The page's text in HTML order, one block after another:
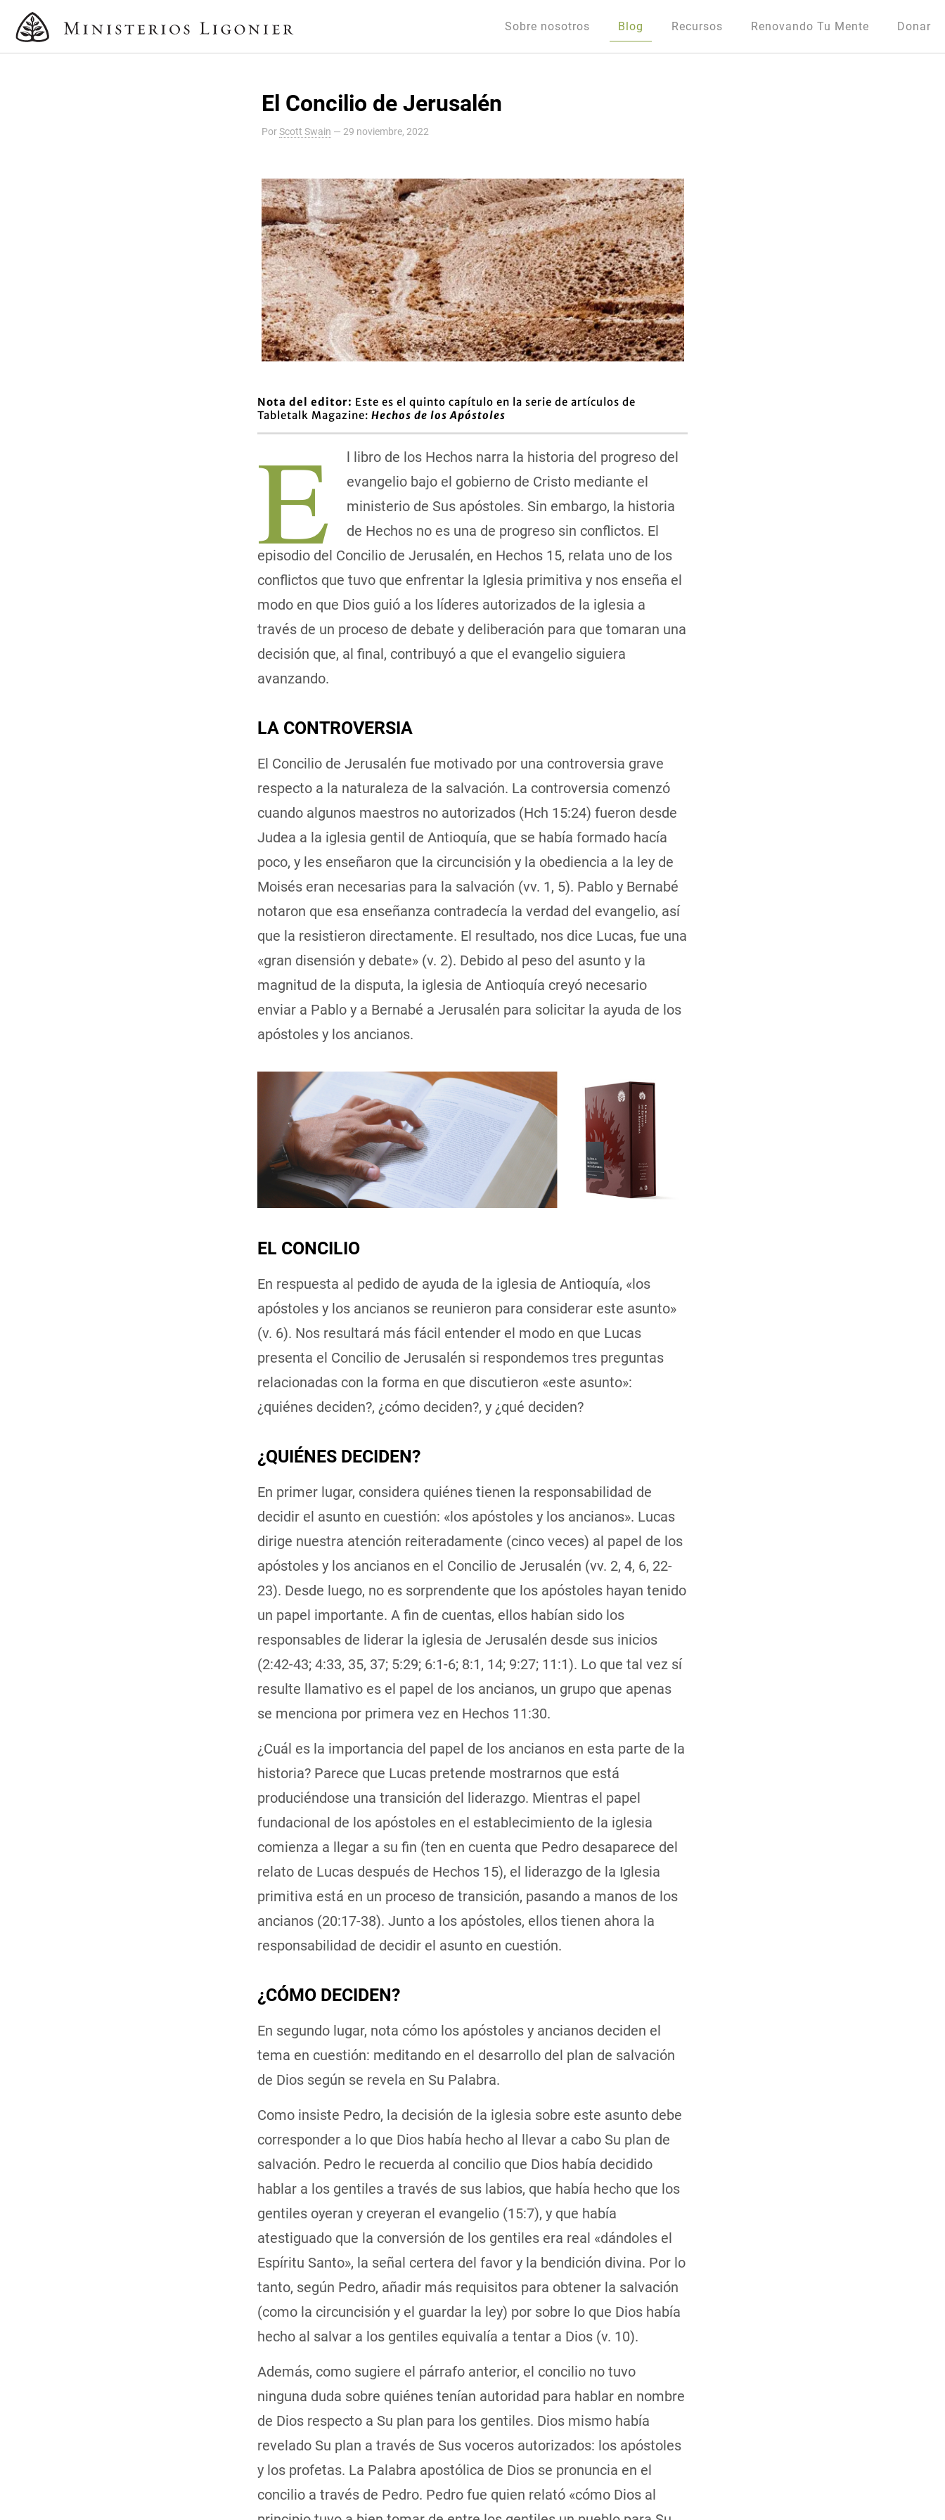
Sobre nosotros Blog Recursos Renovando Tu Mente Donar
El Concilio de Jerusalén
Por Scott Swain — 29 noviembre, 2022
Nota del editor: Este es el quinto capítulo en la serie de artículos de
Tabletalk Magazine: Hechos de los Apóstoles
E
l libro de los Hechos narra la historia del progreso del
evangelio bajo el gobierno de Cristo mediante el
ministerio de Sus apóstoles. Sin embargo, la historia
de Hechos no es una de progreso sin conflictos. El
episodio del Concilio de Jerusalén, en Hechos 15, relata uno de los
conflictos que tuvo que enfrentar la Iglesia primitiva y nos enseña el
modo en que Dios guió a los líderes autorizados de la iglesia a
través de un proceso de debate y deliberación para que tomaran una
decisión que, al final, contribuyó a que el evangelio siguiera
avanzando.
LA CONTROVERSIA
El Concilio de Jerusalén fue motivado por una controversia grave
respecto a la naturaleza de la salvación. La controversia comenzó
cuando algunos maestros no autorizados (Hch 15:24) fueron desde
Judea a la iglesia gentil de Antioquía, que se había formado hacía
poco, y les enseñaron que la circuncisión y la obediencia a la ley de
Moisés eran necesarias para la salvación (vv. 1, 5). Pablo y Bernabé
notaron que esa enseñanza contradecía la verdad del evangelio, así
que la resistieron directamente. El resultado, nos dice Lucas, fue una
«gran disensión y debate» (v. 2). Debido al peso del asunto y la
magnitud de la disputa, la iglesia de Antioquía creyó necesario
enviar a Pablo y a Bernabé a Jerusalén para solicitar la ayuda de los
apóstoles y los ancianos.
EL CONCILIO
En respuesta al pedido de ayuda de la iglesia de Antioquía, «los
apóstoles y los ancianos se reunieron para considerar este asunto»
(v. 6). Nos resultará más fácil entender el modo en que Lucas
presenta el Concilio de Jerusalén si respondemos tres preguntas
relacionadas con la forma en que discutieron «este asunto»:
¿quiénes deciden?, ¿cómo deciden?, y ¿qué deciden?
¿QUIÉNES DECIDEN?
En primer lugar, considera quiénes tienen la responsabilidad de
decidir el asunto en cuestión: «los apóstoles y los ancianos». Lucas
dirige nuestra atención reiteradamente (cinco veces) al papel de los
apóstoles y los ancianos en el Concilio de Jerusalén (vv. 2, 4, 6, 22-
23). Desde luego, no es sorprendente que los apóstoles hayan tenido
un papel importante. A fin de cuentas, ellos habían sido los
responsables de liderar la iglesia de Jerusalén desde sus inicios
(2:42-43; 4:33, 35, 37; 5:29; 6:1-6; 8:1, 14; 9:27; 11:1). Lo que tal vez sí
resulte llamativo es el papel de los ancianos, un grupo que apenas
se menciona por primera vez en Hechos 11:30.
¿Cuál es la importancia del papel de los ancianos en esta parte de la
historia? Parece que Lucas pretende mostrarnos que está
produciéndose una transición del liderazgo. Mientras el papel
fundacional de los apóstoles en el establecimiento de la iglesia
comienza a llegar a su fin (ten en cuenta que Pedro desaparece del
relato de Lucas después de Hechos 15), el liderazgo de la Iglesia
primitiva está en un proceso de transición, pasando a manos de los
ancianos (20:17-38). Junto a los apóstoles, ellos tienen ahora la
responsabilidad de decidir el asunto en cuestión.
¿CÓMO DECIDEN?
En segundo lugar, nota cómo los apóstoles y ancianos deciden el
tema en cuestión: meditando en el desarrollo del plan de salvación
de Dios según se revela en Su Palabra.
Como insiste Pedro, la decisión de la iglesia sobre este asunto debe
corresponder a lo que Dios había hecho al llevar a cabo Su plan de
salvación. Pedro le recuerda al concilio que Dios había decidido
hablar a los gentiles a través de sus labios, que había hecho que los
gentiles oyeran y creyeran el evangelio (15:7), y que había
atestiguado que la conversión de los gentiles era real «dándoles el
Espíritu Santo», la señal certera del favor y la bendición divina. Por lo
tanto, según Pedro, añadir más requisitos para obtener la salvación
(como la circuncisión y el guardar la ley) por sobre lo que Dios había
hecho al salvar a los gentiles equivalía a tentar a Dios (v. 10).
Además, como sugiere el párrafo anterior, el concilio no tuvo
ninguna duda sobre quiénes tenían autoridad para hablar en nombre
de Dios respecto a Su plan para los gentiles. Dios mismo había
revelado Su plan a través de Sus voceros autorizados: los apóstoles
y los profetas. La Palabra apostólica de Dios se pronuncia en el
concilio a través de Pedro. Pedro fue quien relató «cómo Dios al